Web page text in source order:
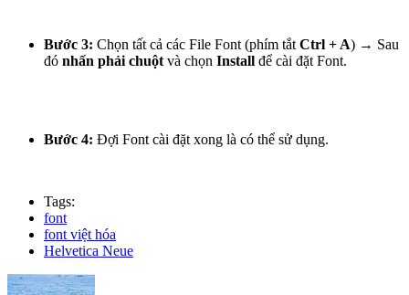
Bước 3: Chọn tất cả các File Font (phím tắt Ctrl + A) → Sau
đó nhấn phải chuột và chọn Install để cài đặt Font.
Bước 4: Đợi Font cài đặt xong là có thể sử dụng.
Tags:
font
font việt hóa
Helvetica Neue